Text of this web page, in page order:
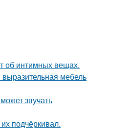
об интимных вещах.
мебель
звучать
подчёркивал.